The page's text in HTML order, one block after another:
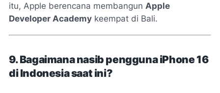
itu, Apple berencana membangun Apple
Developer Academy keempat di Bali.
9. Bagaimana nasib pengguna iPhone 16
di Indonesia saat ini?